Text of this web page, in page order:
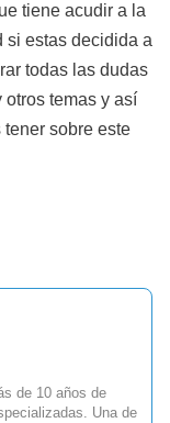
tiene acudir a la
si estas decidida a
todas las dudas
temas y así
sobre este
de 10 años de
Una de